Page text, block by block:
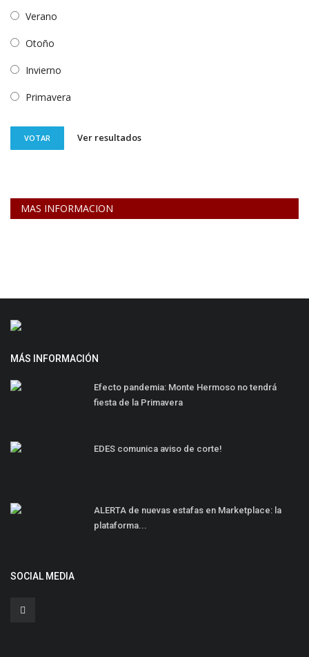
Verano
Otoño
Invierno
Primavera
VOTAR Ver resultados
MAS INFORMACION
MÁS INFORMACIÓN
Efecto pandemia: Monte Hermoso no tendrá
fiesta de la Primavera
EDES comunica aviso de corte!
ALERTA de nuevas estafas en Marketplace: la
plataforma...
SOCIAL MEDIA